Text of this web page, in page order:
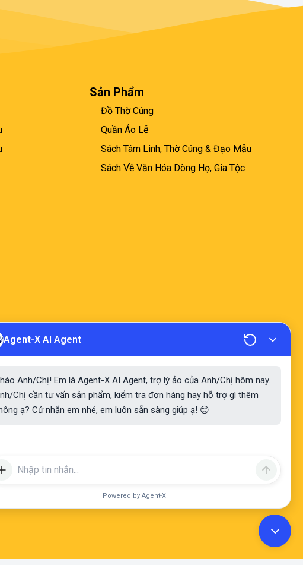
Sản Phẩm
Đồ Thờ Cúng
Quần Áo Lễ
Sách Tâm Linh, Thờ Cúng & Đạo Mẫu
Sách Về Văn Hóa Dòng Họ, Gia Tộc
Tư Vấn Thiết Kế Nhà
Thờ Chi, Nhà Thờ Họ,
Nhà Thờ Tộc
Miếu
Tư Vấn Cá Nhân Về
Lễ Hội Thượng thọ,
Agent-X AI Agent
Anh/Chị! Em là Agent-X AI Agent, trợ lý ảo của Anh/Chị hôm nay.
Chị cần tư vấn sản phẩm, kiểm tra đơn hàng hay hỗ trợ gì thêm
ạ? Cứ nhắn em nhé, em luôn sẵn sàng giúp ạ! 😊
Powered by Agent-X